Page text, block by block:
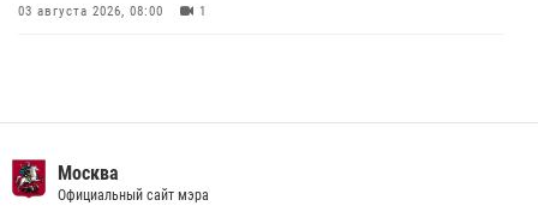
03 августа 2026, 08:00 1
Безопасность футбольного матча в Москве обеспечена при
содействии Росгвардии (видео)
Москва
Официальный сайт мэра